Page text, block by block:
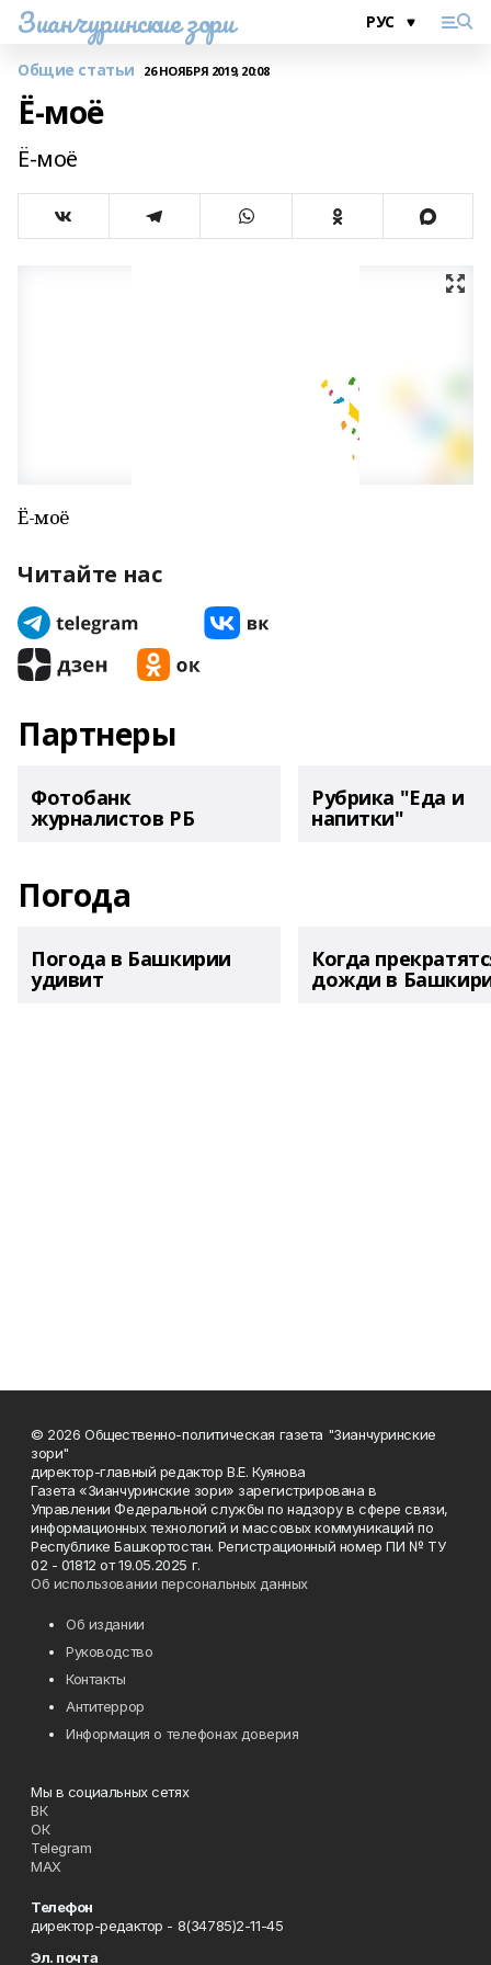
Зианчуринские зори
Общие статьи 26 НОЯБРЯ 2019, 20:08
Ё-моё
Ё-моё
Ё-моё
Читайте нас
Партнеры
Фотобанк
журналистов РБ
Рубрика "Еда и
напитки"
Погода
Погода в Башкирии
удивит
Когда
дожди в
© 2026 Общественно-политическая газета "Зианчуринские
зори"
директор-главный редактор В.Е. Куянова
Газета «Зианчуринские зори» зарегистрирована в
Управлении Федеральной службы по надзору в сфере связи,
информационных технологий и массовых коммуникаций по
Республике Башкортостан. Регистрационный номер ПИ № ТУ
02 - 01812 от 19.05.2025 г.
Об использовании персональных данных
Об издании
Руководство
Контакты
Антитеррор
Информация о телефонах доверия
Мы в социальных сетях
ВК
ОК
Telegram
MAX
Телефон
директор-редактор - 8(34785)2-11-45
Эл. почта